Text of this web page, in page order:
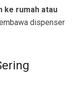
ke rumah atau
dispenser